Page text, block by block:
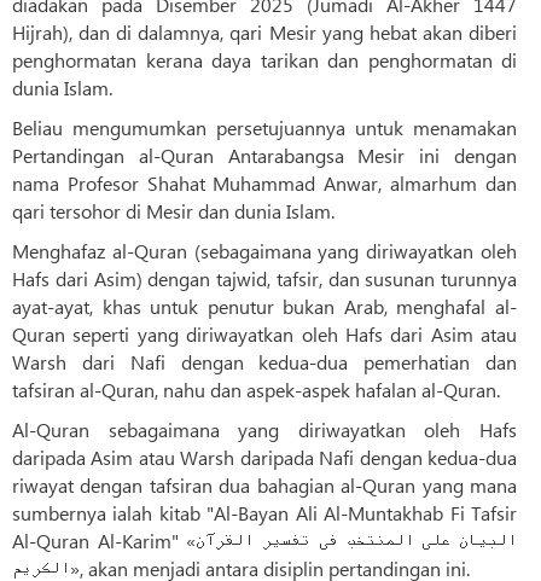
Hijrah), dan di dalamnya, qari Mesir yang hebat akan diberi
penghormatan kerana daya tarikan dan penghormatan di
dunia Islam.
Beliau mengumumkan persetujuannya untuk menamakan
Pertandingan al-Quran Antarabangsa Mesir ini dengan
nama Profesor Shahat Muhammad Anwar, almarhum dan
qari tersohor di Mesir dan dunia Islam.
Menghafaz al-Quran (sebagaimana yang diriwayatkan oleh
Hafs dari Asim) dengan tajwid, tafsir, dan susunan turunnya
ayat-ayat, khas untuk penutur bukan Arab, menghafal al-
Quran seperti yang diriwayatkan oleh Hafs dari Asim atau
Warsh dari Nafi dengan kedua-dua pemerhatian dan
tafsiran al-Quran, nahu dan aspek-aspek hafalan al-Quran.
Al-Quran sebagaimana yang diriwayatkan oleh Hafs
daripada Asim atau Warsh daripada Nafi dengan kedua-dua
riwayat dengan tafsiran dua bahagian al-Quran yang mana
sumbernya ialah kitab "Al-Bayan Ali Al-Muntakhab Fi Tafsir
Al-Quran Al-Karim" «البیان علی المنتخب فی تفسیر القرآن
الکریم», akan menjadi antara disiplin pertandingan ini.